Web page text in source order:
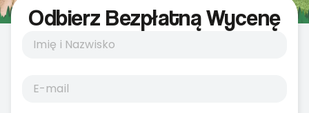
Odbierz Bezpłatną Wycenę